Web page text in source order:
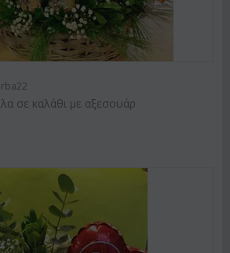
σε καλάθι με αξεσουάρ